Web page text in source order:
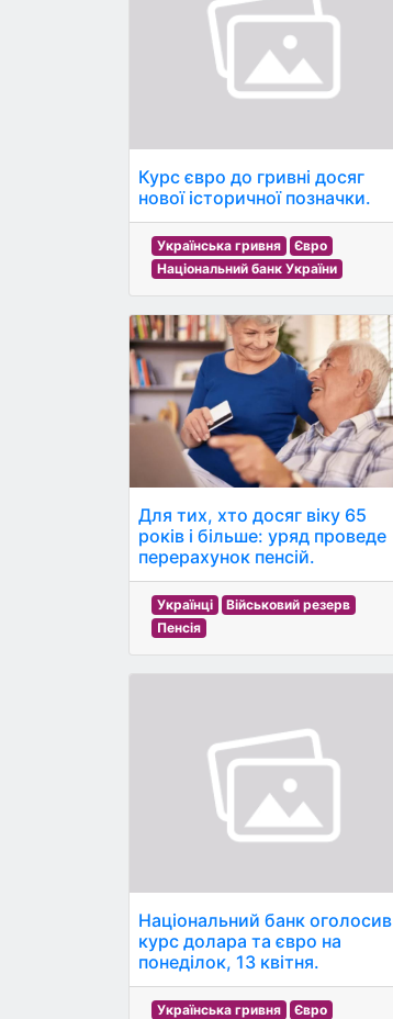
Курс євро до гривні досяг
нової історичної позначки.
Українська гривня
Євро
Національний банк України
Для тих, хто досяг віку 65
років і більше: уряд проведе
перерахунок пенсій.
Українці
Військовий резерв
Пенсія
Національний банк оголосив
курс долара та євро на
понеділок, 13 квітня.
Українська гривня
Євро